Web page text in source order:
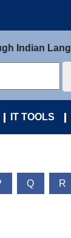
Indian
IT TOOLS
Q R